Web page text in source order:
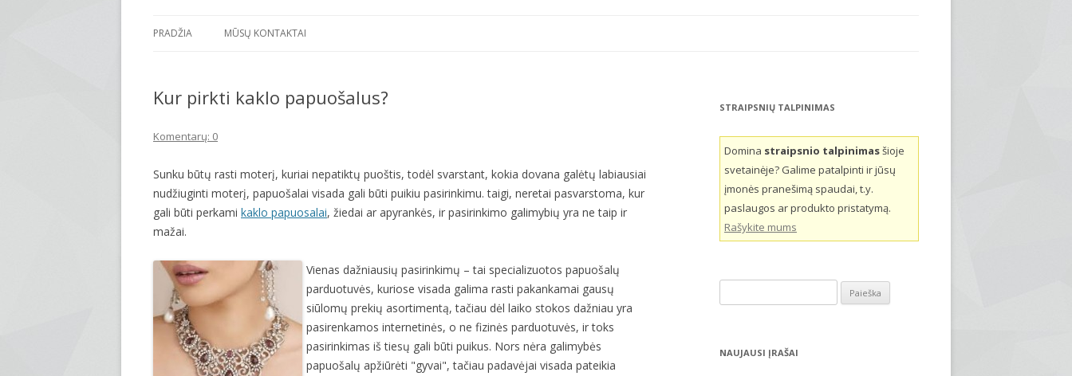
PRADŽIA MŪSŲ KONTAKTAI
Kur pirkti kaklo papuošalus?
Komentarų: 0
Sunku būtų rasti moterį, kuriai nepatiktų puoštis, todėl svarstant, kokia dovana galėtų labiausiai
nudžiuginti moterį, papuošalai visada gali būti puikiu pasirinkimu. taigi, neretai pasvarstoma, kur
gali būti perkami kaklo papuosalai, žiedai ar apyrankės, ir pasirinkimo galimybių yra ne taip ir
mažai.
Vienas dažniausių pasirinkimų – tai specializuotos papuošalų
parduotuvės, kuriose visada galima rasti pakankamai gausų
siūlomų prekių asortimentą, tačiau dėl laiko stokos dažniau yra
pasirenkamos internetinės, o ne fizinės parduotuvės, ir toks
pasirinkimas iš tiesų gali būti puikus. Nors nėra galimybės
papuošalų apžiūrėti "gyvai", tačiau padavėjai visada pateikia
STRAIPSNIŲ TALPINIMAS
Domina straipsnio talpinimasšioje
svetainėje? Galime patalpinti ir jūsų
įmonės pranešimą spaudai, t.y.
paslaugos ar produkto pristatymą.
Rašykite mums
NAUJAUSI ĮRAŠAI